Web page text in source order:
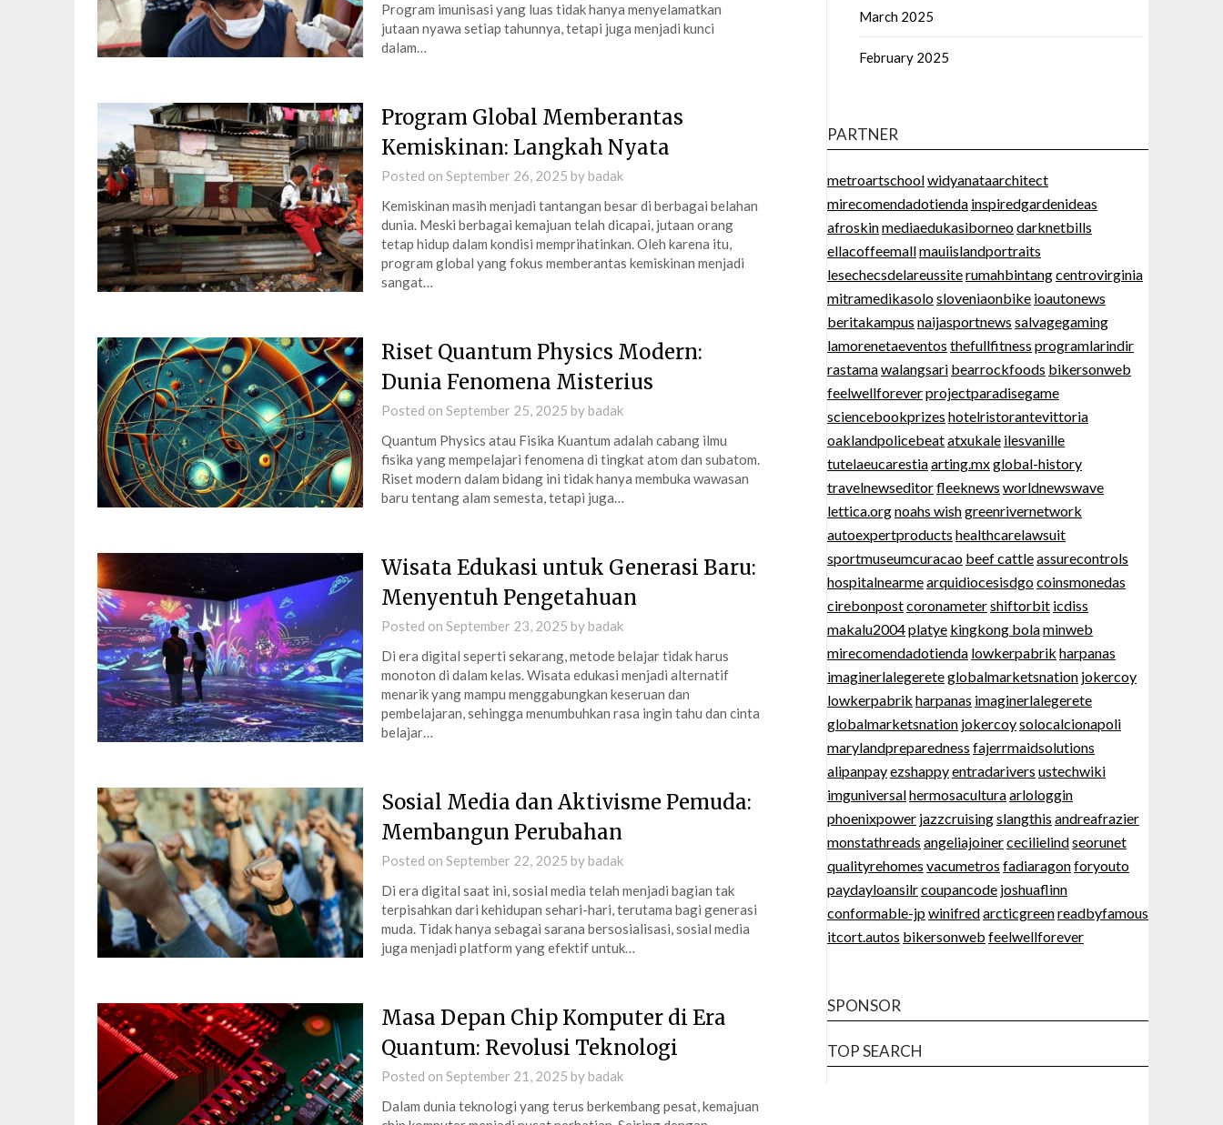
Program imunisasi yang luas tidak hanya menyelamatkan
jutaan nyawa setiap tahunnya, tetapi juga menjadi kunci
dalam…
Program Global Memberantas
Kemiskinan: Langkah Nyata
Posted on September 26, 2025 bybadak
Kemiskinan masih menjadi tantangan besar di berbagai belahan
dunia. Meski berbagai kemajuan telah dicapai, jutaan orang
tetap hidup dalam kondisi memprihatinkan. Oleh karena itu,
program global yang fokus memberantas kemiskinan menjadi
sangat…
Riset Quantum Physics Modern:
Dunia Fenomena Misterius
Posted on September 25, 2025 bybadak
Quantum Physics atau Fisika Kuantum adalah cabang ilmu
fisika yang mempelajari fenomena di tingkat atom dan subatom.
Riset modern dalam bidang ini tidak hanya membuka wawasan
baru tentang alam semesta, tetapi juga…
Wisata Edukasi untuk Generasi Baru:
Menyentuh Pengetahuan
Posted on September 23, 2025 bybadak
Di era digital seperti sekarang, metode belajar tidak harus
monoton di dalam kelas. Wisata edukasi menjadi alternatif
menarik yang mampu menggabungkan keseruan dan
pembelajaran, sehingga menumbuhkan rasa ingin tahu dan cinta
belajar…
Sosial Media dan Aktivisme Pemuda:
Membangun Perubahan
Posted on September 22, 2025 bybadak
Di era digital saat ini, sosial media telah menjadi bagian tak
terpisahkan dari kehidupan sehari-hari, terutama bagi generasi
muda. Tidak hanya sebagai sarana bersosialisasi, sosial media
juga menjadi platform yang efektif untuk…
Masa Depan Chip Komputer di Era
Quantum: Revolusi Teknologi
Posted on September 21, 2025 bybadak
Dalam dunia teknologi yang terus berkembang pesat, kemajuan
March 2025
February 2025
PARTNER
metroartschoolwidyanataarchitect
mirecomendadotienda inspiredgardenideas
afroskinmediaedukasiborneodarknetbills
ellacoffeemallmauiislandportraits
lesechecsdelareussiterumahbintangcentrovirginia
mitramedikasolosloveniaonbike ioautonews
beritakampus naijasportnews salvagegaming
lamorenetaeventos thefullfitness programlarindir
rastamawalangsari bearrockfoods bikersonweb
feelwellforeverprojectparadisegame
sciencebookprizes hotelristorantevittoria
oaklandpolicebeatatxukale ilesvanille
tutelaeucarestiaarting.mxglobal-history
travelnewseditorfleeknews worldnewswave
lettica.orgnoahs wishgreenrivernetwork
autoexpertproducts healthcarelawsuit
sportmuseumcuracao beef cattleassurecontrols
hospitalnearmearquidiocesisdgocoinsmonedas
cirebonpostcoronametershiftorbit icdiss
makalu2004platye kingkong bolaminweb
mirecomendadotienda lowkerpabrik harpanas
imaginerlalegereteglobalmarketsnation jokercoy
lowkerpabrik harpanas imaginerlalegerete
globalmarketsnation jokercoysolocalcionapoli
marylandpreparedness fajerrmaidsolutions
alipanpayezshappyentradarivers ustechwiki
imguniversalhermosaculturaarlologgin
phoenixpower jazzcruisingslangthis andreafrazier
monstathreads angeliajoinercecilielindseorunet
qualityrehomes vacumetros fadiaragonforyouto
paydayloansilrcoupancode joshuaflinn
conformable-jpwinifredarcticgreenreadbyfamous
itcort.autos bikersonweb feelwellforever
SPONSOR
TOP SEARCH